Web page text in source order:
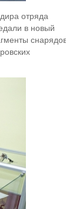
отряда
в новый